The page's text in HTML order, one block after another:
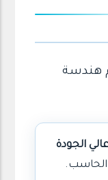
هندسة
الجودة
الحاسب.